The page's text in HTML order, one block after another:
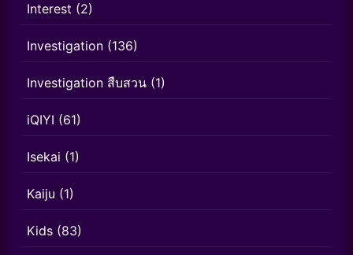
Interest (2)
Investigation (136)
Investigation สืบสวน (1)
iQIYI (61)
Isekai (1)
Kaiju (1)
Kids (83)